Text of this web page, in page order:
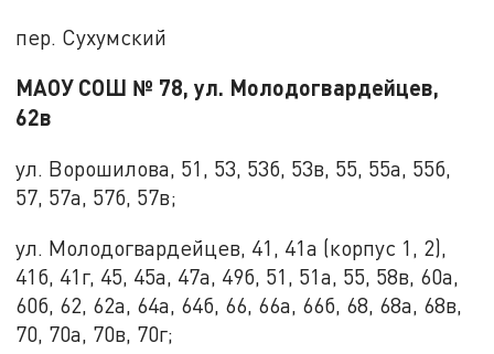
пер. Сухумский
МАОУ СОШ № 78, ул. Молодогвардейцев,
62в
ул. Ворошилова, 51, 53, 53б, 53в, 55, 55а, 55б,
57, 57а, 57б, 57в;
ул. Молодогвардейцев, 41, 41а (корпус 1, 2),
41б, 41г, 45, 45а, 47а, 49б, 51, 51а, 55, 58в, 60а,
60б, 62, 62а, 64а, 64б, 66, 66а, 66б, 68, 68а, 68в,
70, 70а, 70в, 70г;